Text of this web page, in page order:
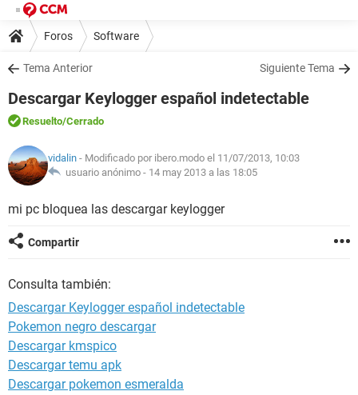
Foros Software
Tema Anterior Siguiente Tema
Descargar Keylogger español indetectable
Resuelto/Cerrado
vidalin - Modificado por ibero.modo el 11/07/2013, 10:03
usuario anónimo - 14 may 2013 a las 18:05
mi pc bloquea las descargar keylogger
Compartir
Consulta también:
Descargar Keylogger español indetectable
Pokemon negro descargar
Descargar kmspico
Descargar temu apk
Descargar pokemon esmeralda